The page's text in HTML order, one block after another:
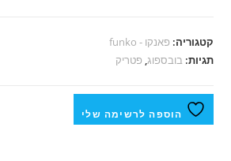
קטגוריה: פאנקו - funko
תגיות: בובספוג פטריק
הוספה לרשימה שלי